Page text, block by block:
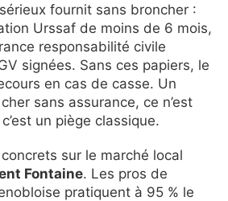
fournit sans broncher :
Urssaf de moins de 6 mois,
responsabilité civile
signées. Sans ces papiers, le
en cas de casse. Un
sans assurance, ce n’est
un piège classique.
sur le marché local
Fontaine. Les pros de
pratiquent à 95 % le